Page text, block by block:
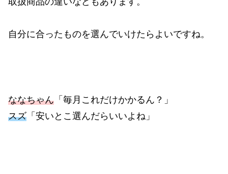
自分に合ったものを選んでいけたらよいですね。
ななちゃん 「毎月これだけかかるん？」
スズ 「安いとこ選んだらいいよね」